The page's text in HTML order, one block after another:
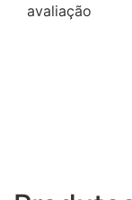
avaliação